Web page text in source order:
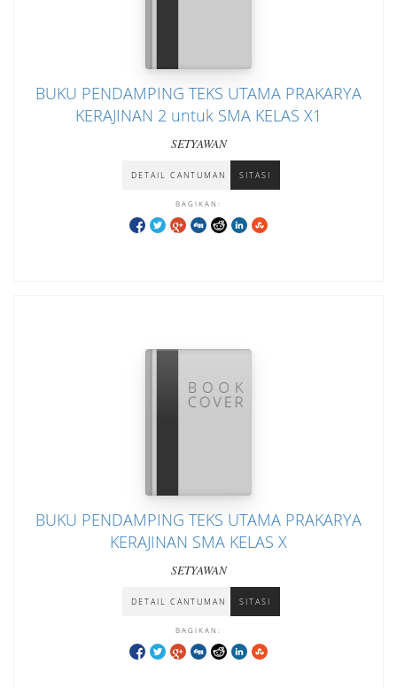
BUKU PENDAMPING TEKS UTAMA PRAKARYA
KERAJINAN 2 untuk SMA KELAS X1
SETYAWAN
DETAIL CANTUMAN SITASI
BAGIKAN:
BUKU PENDAMPING TEKS UTAMA PRAKARYA
KERAJINAN SMA KELAS X
SETYAWAN
DETAIL CANTUMAN SITASI
BAGIKAN: